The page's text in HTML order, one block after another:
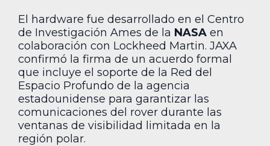
El hardware fue desarrollado en el Centro
de Investigación Ames de la NASA en
colaboración con Lockheed Martin. JAXA
confirmó la firma de un acuerdo formal
que incluye el soporte de la Red del
Espacio Profundo de la agencia
estadounidense para garantizar las
comunicaciones del rover durante las
ventanas de visibilidad limitada en la
región polar.